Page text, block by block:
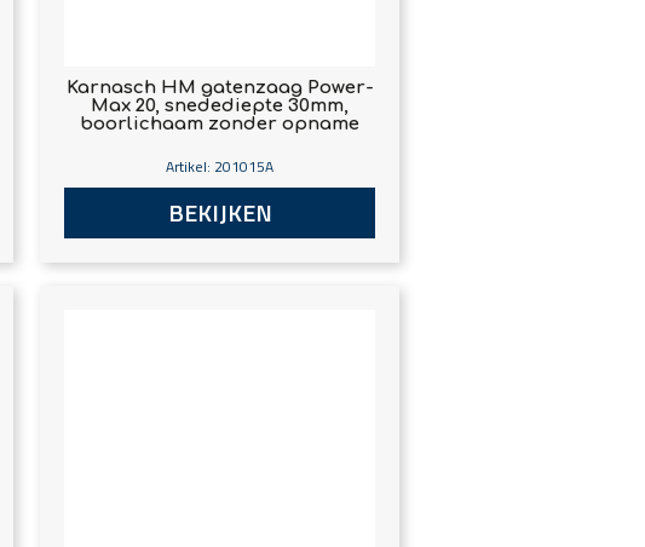
Karnasch HM gatenzaag Power-
Max 20, snedediepte 30mm,
boorlichaam zonder opname
Artikel: 201015A
BEKIJKEN